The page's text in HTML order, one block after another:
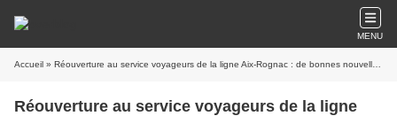
MENU
Accueil » Réouverture au service voyageurs de la ligne Aix-Rognac : de bonnes nouvelles à venir ?
Réouverture au service voyageurs de la ligne